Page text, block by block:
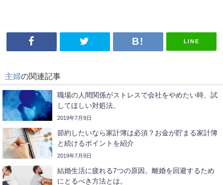
LINE
主婦の関連記事
職場の人間関係がストレスで会社をやめたい時、試
してほしい対処法。
2019年7月9日
節約したいなら家計簿は必須？お金が貯まる家計簿
と続けるポイントを紹介
2019年7月9日
結婚生活に疲れる7つの原因。離婚を回避するため
にとるべき方法とは。